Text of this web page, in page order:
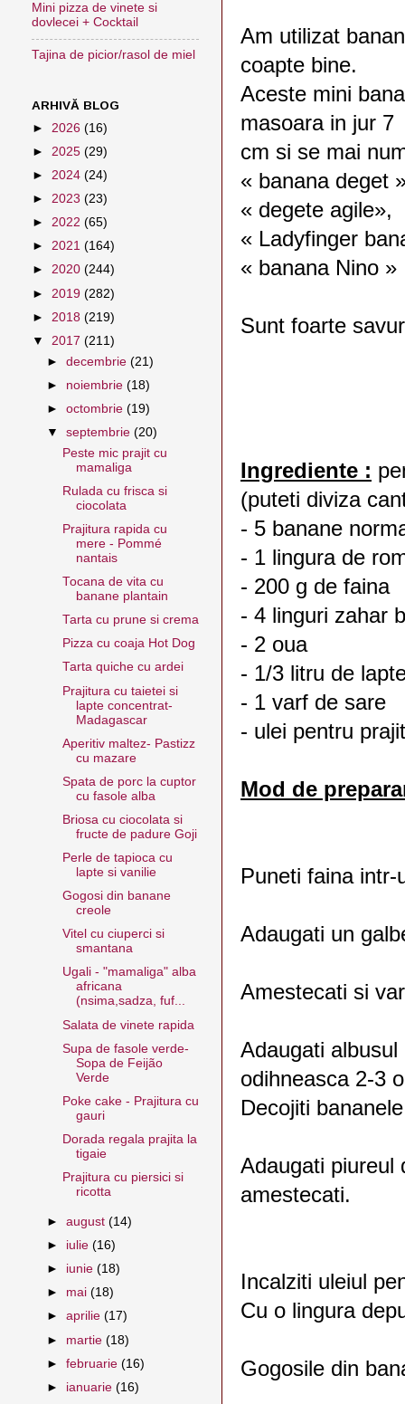
Am utilizat
coapte bine.
Aceste mini
masoara in jur 7
cm si se mai
« banana deget
« degete agile»,
« Ladyfinger
« banana Nino »
Sunt foarte
Ingrediente :
(puteti diviza
- 5 banane
- 1 lingura de
- 200 g de faina
- 4 linguri zahar
- 2 oua
- 1/3 litru de
- 1 varf de sare
- ulei pentru prajit
Mod de
Puneti faina intr-
Adaugati un
Amestecati si
Adaugati
odihneasca 2-3
Decojiti
Adaugati piureul
amestecati.
Incalziti uleiul
Cu o lingura
Gogosile din
Mini pizza de vinete si
dovlecei + Cocktail
Tajina de picior/rasol de miel
ARHIVĂ BLOG
► 2026 (16)
► 2025 (29)
► 2024 (24)
► 2023 (23)
► 2022 (65)
► 2021 (164)
► 2020 (244)
► 2019 (282)
► 2018 (219)
▼ 2017 (211)
►decembrie(21)
► noiembrie(18)
►octombrie(19)
▼septembrie(20)
Peste mic prajit cu
mamaliga
Rulada cu frisca si
ciocolata
Prajitura rapida cu
mere - Pommé
nantais
Tocana de vita cu
banane plantain
Tarta cu prune si crema
Pizza cu coaja Hot Dog
Tarta quiche cu ardei
Prajitura cu taietei si
lapte concentrat-
Madagascar
Aperitiv maltez- Pastizz
cu mazare
Spata de porc la cuptor
cu fasole alba
Briosa cu ciocolata si
fructe de padure Goji
Perle de tapioca cu
lapte si vanilie
Gogosi din banane
creole
Vitel cu ciuperci si
smantana
Ugali - "mamaliga" alba
africana
(nsima,sadza, fuf...
Salata de vinete rapida
Supa de fasole verde-
Sopa de Feijão
Verde
Poke cake - Prajitura cu
gauri
Dorada regala prajita la
tigaie
Prajitura cu piersici si
ricotta
►august(14)
► iulie(16)
► iunie(18)
► mai(18)
►aprilie(17)
► martie(18)
►februarie(16)
► ianuarie(16)